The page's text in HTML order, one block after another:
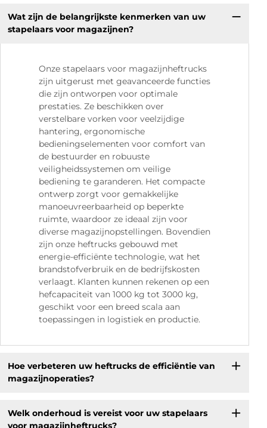
Wat zijn de belangrijkste kenmerken van uw
stapelaars voor magazijnen?
Onze stapelaars voor magazijnheftrucks
zijn uitgerust met geavanceerde functies
die zijn ontworpen voor optimale
prestaties. Ze beschikken over
verstelbare vorken voor veelzijdige
hantering, ergonomische
bedieningselementen voor comfort van
de bestuurder en robuuste
veiligheidssystemen om veilige
bediening te garanderen. Het compacte
ontwerp zorgt voor gemakkelijke
manoeuvreerbaarheid op beperkte
ruimte, waardoor ze ideaal zijn voor
diverse magazijnopstellingen. Bovendien
zijn onze heftrucks gebouwd met
energie-efficiënte technologie, wat het
brandstofverbruik en de bedrijfskosten
verlaagt. Klanten kunnen rekenen op een
hefcapaciteit van 1000 kg tot 3000 kg,
geschikt voor een breed scala aan
toepassingen in logistiek en productie.
Hoe verbeteren uw heftrucks de efficiëntie van
magazijnoperaties?
Welk onderhoud is vereist voor uw stapelaars
voor magazijnheftrucks?